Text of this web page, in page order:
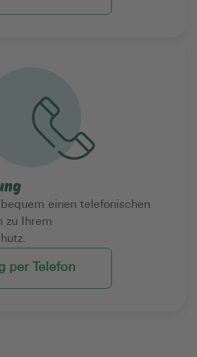
einen telefonischen
zu Ihrem
per Telefon